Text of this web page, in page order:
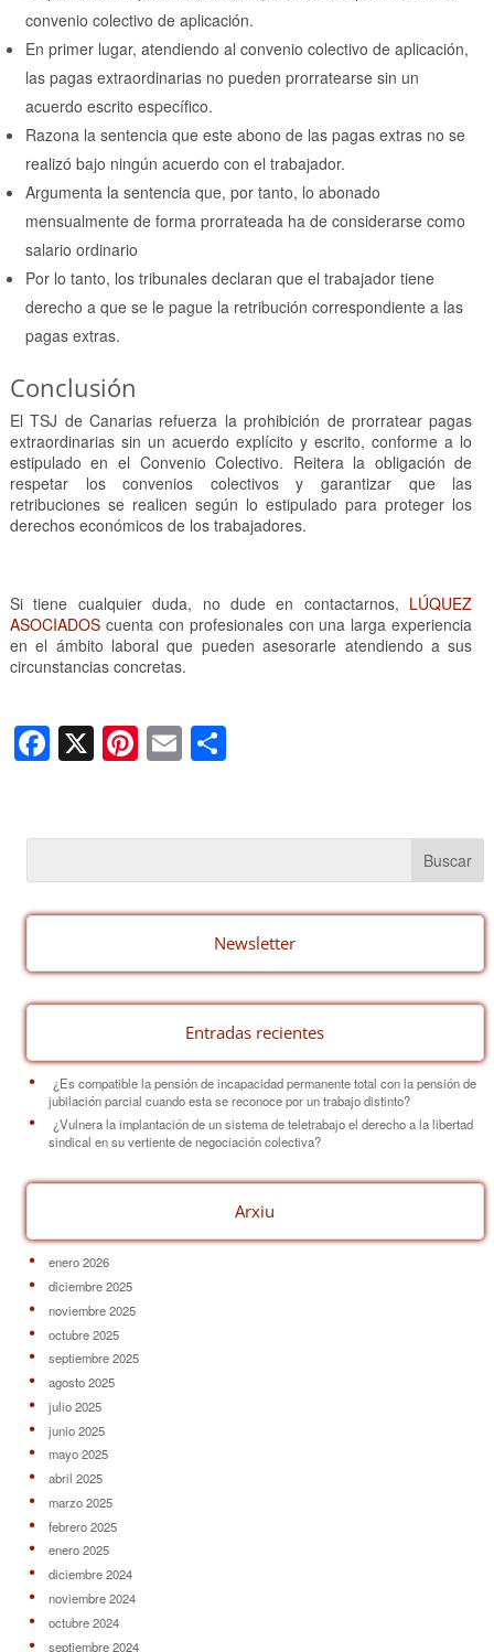
convenio colectivo de aplicación.
En primer lugar, atendiendo al convenio colectivo de aplicación,
las pagas extraordinarias no pueden prorratearse sin un
acuerdo escrito específico.
Razona la sentencia que este abono de las pagas extras no se
realizó bajo ningún acuerdo con el trabajador.
Argumenta la sentencia que, por tanto, lo abonado
mensualmente de forma prorrateada ha de considerarse como
salario ordinario
Por lo tanto, los tribunales declaran que el trabajador tiene
derecho a que se le pague la retribución correspondiente a las
pagas extras.
Conclusión
El TSJ de Canarias refuerza la prohibición de prorratear pagas
extraordinarias sin un acuerdo explícito y escrito, conforme a lo
estipulado en el Convenio Colectivo. Reitera la obligación de
respetar los convenios colectivos y garantizar que las
retribuciones se realicen según lo estipulado para proteger los
derechos económicos de los trabajadores.
Si tiene cualquier duda, no dude en contactarnos, LÚQUEZ
ASOCIADOScuenta con profesionales con una larga experiencia
en el ámbito laboral que pueden asesorarle atendiendo a sus
circunstancias concretas.
F
a
e
b
o
k
X Pi
nt
e
st
E
m
C
p
ar
tir
Newsletter
Entradas recientes
¿Es compatible la pensión de incapacidad permanente total con la pensión de
jubilación parcial cuando esta se reconoce por un trabajo distinto?
¿Vulnera la implantación de un sistema de teletrabajo el derecho a la libertad
sindical en su vertiente de negociación colectiva?
Arxiu
enero 2026
diciembre 2025
noviembre 2025
octubre 2025
septiembre 2025
agosto 2025
julio 2025
junio 2025
mayo 2025
abril 2025
marzo 2025
febrero 2025
enero 2025
diciembre 2024
noviembre 2024
octubre 2024
septiembre 2024